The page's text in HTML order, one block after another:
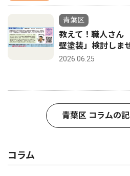
青葉区
教えて！職人さ
壁塗装」検討しま
2026.06.25
青葉区 コラムの
コラム